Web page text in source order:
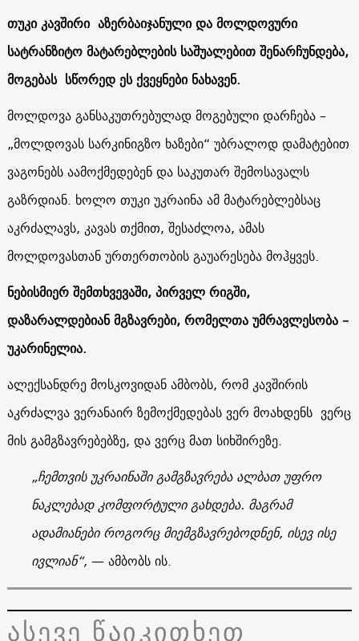
თუკი კავშირი აზერბაიჯანული და მოლდოვური
სატრანზიტო მატარებლების საშუალებით შენარჩუნდება,
მოგებას სწორედ ეს ქვეყნები ნახავენ.
მოლდოვა განსაკუთრებულად მოგებული დარჩება –
„მოლდოვას სარკინიგზო ხაზები“ უბრალოდ დამატებით
ვაგონებს აამოქმედებენ და საკუთარ შემოსავალს
გაზრდიან. ხოლო თუკი უკრაინა ამ მატარებლებსაც
აკრძალავს, კავას თქმით, შესაძლოა, ამას
მოლდოვასთან ურთერთობის გაუარესება მოჰყვეს.
ნებისმიერ შემთხვევაში, პირველ რიგში,
დაზარალდებიან მგზავრები, რომელთა უმრავლესობა –
უკარინელია.
ალექსანდრე მოსკოვიდან ამბობს, რომ კავშირის
აკრძალვა ვერანაირ ზემოქმედებას ვერ მოახდენს ვერც
მის გამგზავრებებზე, და ვერც მათ სიხშირეზე.
„ჩემთვის უკრაინაში გამგზავრება ალბათ უფრო
ნაკლებად კომფორტული გახდება. მაგრამ
ადამიანები როგორც მიემგზავრებოდნენ, ისევ ისე
ივლიან“, —ამბობს ის.
ასევე წაიკითხეთ